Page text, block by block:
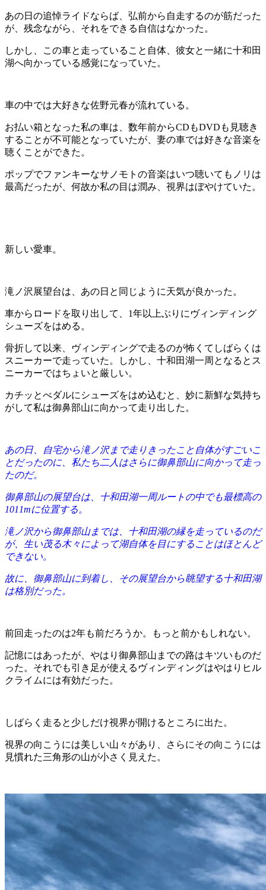
あの日の追悼ライドならば、弘前から自走するのが筋だった
が、残念ながら、それをできる自信はなかった。
しかし、この車と走っていること自体、彼女と一緒に十和田
湖へ向かっている感覚になっていた。
車の中では大好きな佐野元春が流れている。
お払い箱となった私の車は、数年前からCDもDVDも見聴き
することが不可能となっていたが、妻の車では好きな音楽を
聴くことができた。
ポップでファンキーなサノモトの音楽はいつ聴いてもノリは
最高だったが、何故か私の目は潤み、視界はぼやけていた。
新しい愛車。
滝ノ沢展望台は、あの日と同じように天気が良かった。
車からロードを取り出して、1年以上ぶりにヴィンディング
シューズをはめる。
骨折して以来、ヴィンディングで走るのが怖くてしばらくは
スニーカーで走っていた。しかし、十和田湖一周となるとス
ニーカーではちょいと厳しい。
カチッとべダルにシューズをはめ込むと、妙に新鮮な気持ち
がして私は御鼻部山に向かって走り出した。
あの日、自宅から滝ノ沢まで走りきったこと自体がすごいこ
とだったのに、私たち二人はさらに御鼻部山に向かって走っ
たのだ。
御鼻部山の展望台は、十和田湖一周ルートの中でも最標高の
1011mに位置する。
滝ノ沢から御鼻部山までは、十和田湖の縁を走っているのだ
が、生い茂る木々によって湖自体を目にすることはほとんど
できない。
故に、御鼻部山に到着し、その展望台から眺望する十和田湖
は格別だった。
前回走ったのは2年も前だろうか。もっと前かもしれない。
記憶にはあったが、やはり御鼻部山までの路はキツいものだ
った。それでも引き足が使えるヴィンディングはやはりヒル
クライムには有効だった。
しばらく走ると少しだけ視界が開けるところに出た。
視界の向こうには美しい山々があり、さらにその向こうには
見慣れた三角形の山が小さく見えた。